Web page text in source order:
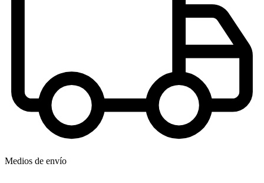
Medios de envío